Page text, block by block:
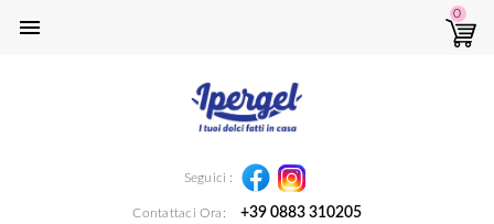

0
Seguici : Facebook
Contattaci Ora: +39 0883 310205